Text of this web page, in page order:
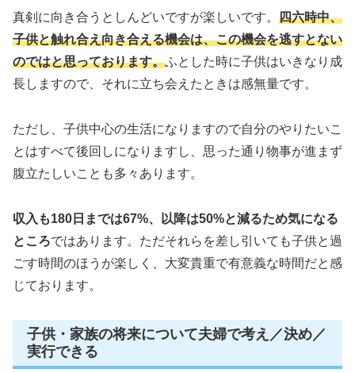
真剣に向き合うとしんどいですが楽しいです。 四六時中、
子供と触れ合え向き合える機会は、この機会を逃すとない
のではと思っております。ふとした時に子供はいきなり成
長しますので、それに立ち会えたときは感無量です。
ただし、子供中心の生活になりますので自分のやりたいこ
とはすべて後回しになりますし、思った通り物事が進まず
腹立たしいことも多々あります。
収入も180日までは67%、以降は50%と減るため気になる
ところではあります。ただそれらを差し引いても子供と過
ごす時間のほうが楽しく、大変貴重で有意義な時間だと感
じております。
子供・家族の将来について夫婦で考え／決め／
実行できる